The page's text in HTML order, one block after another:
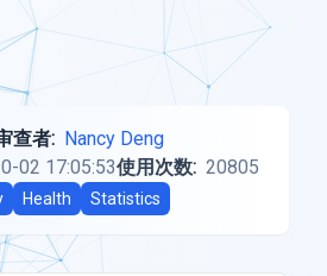
查者: Nancy Deng
02 17:05:53使用次数: 20805
Health Statistics